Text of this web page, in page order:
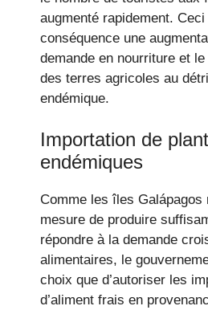
augmenté rapidement.
conséquence une
demande en nourriture et
des terres agricoles au
endémique.
Importation de
endémiques
Comme les îles Galápagos
mesure de produire
répondre à la demande
alimentaires, le
choix que d’autoriser les
d’aliment frais en